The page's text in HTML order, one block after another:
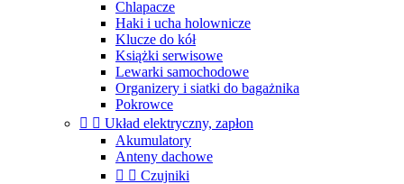
Chlapacze
Haki i ucha holownicze
Klucze do kół
Książki serwisowe
Lewarki samochodowe
Organizery i siatki do bagażnika
Pokrowce
  Układ elektryczny, zapłon
Akumulatory
Anteny dachowe
  Czujniki